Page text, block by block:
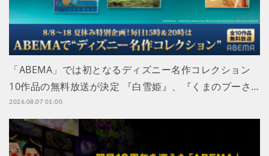
「ABEMA」では初となるディズニー名作コレクション
10作品の無料放送が決定 『白雪姫』、『くまのプーさ…
2026.08.07 01:00